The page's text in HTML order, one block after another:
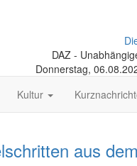
DAZ -
Donnerstag,
Kultur
aus